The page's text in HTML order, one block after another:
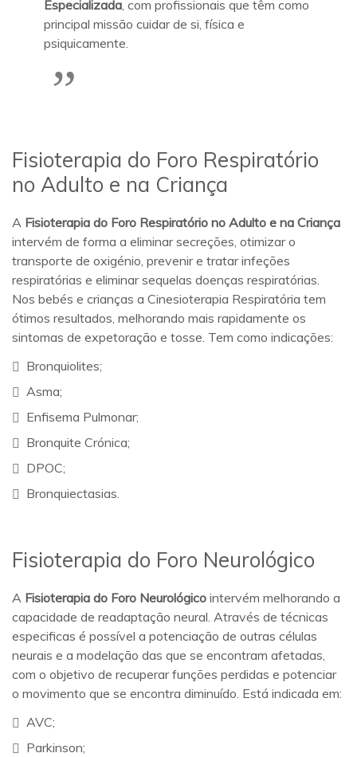
Especializada, com profissionais que têm como
principal missão cuidar de si, física e
psiquicamente.
Fisioterapia do Foro Respiratório
no Adulto e na Criança
A Fisioterapia do Foro Respiratório no Adulto e na Criança
intervém de forma a eliminar secreções, otimizar o
transporte de oxigénio, prevenir e tratar infeções
respiratórias e eliminar sequelas doenças respiratórias.
Nos bebés e crianças a Cinesioterapia Respiratória tem
ótimos resultados, melhorando mais rapidamente os
sintomas de expetoração e tosse. Tem como indicações:
Bronquiolites;
Asma;
Enfisema Pulmonar;
Bronquite Crónica;
DPOC;
Bronquiectasias.
Fisioterapia do Foro Neurológico
A Fisioterapia do Foro Neurológico intervém melhorando a
capacidade de readaptação neural. Através de técnicas
especificas é possível a potenciação de outras células
neurais e a modelação das que se encontram afetadas,
com o objetivo de recuperar funções perdidas e potenciar
o movimento que se encontra diminuído. Está indicada em:
AVC;
Parkinson;